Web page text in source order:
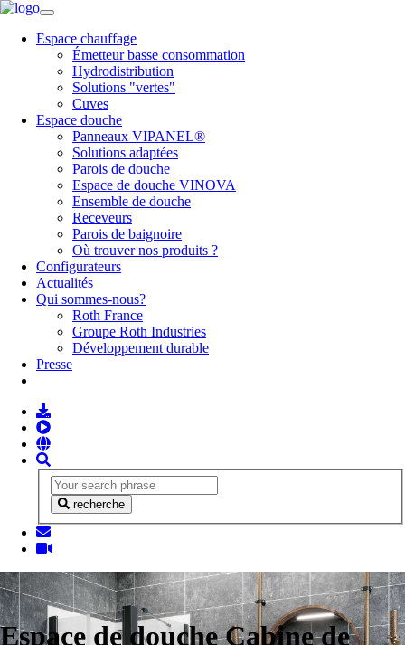
Espace chauffage
Émetteur basse consommation
Hydrodistribution
Solutions "vertes"
Cuves
Espace douche
Panneaux VIPANEL®
Solutions adaptées
Parois de douche
Espace de douche VINOVA
Ensemble de douche
Receveurs
Parois de baignoire
Où trouver nos produits ?
Configurateurs
Actualités
Qui sommes-nous?
Roth France
Groupe Roth Industries
Développement durable
Presse
recherche
Espace de douche Cabine de